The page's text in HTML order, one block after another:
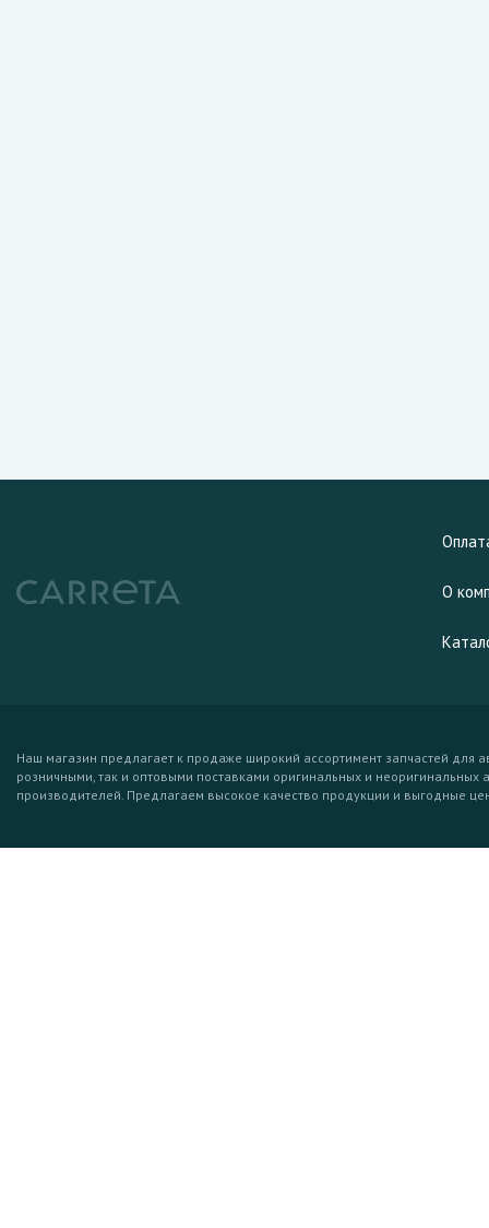
О
Наш магазин предлагает к продаже широкий ассортимент запчастей для
розничными, так и оптовыми поставками оригинальных и неоригинальных
производителей. Предлагаем высокое качество продукции и выгодные